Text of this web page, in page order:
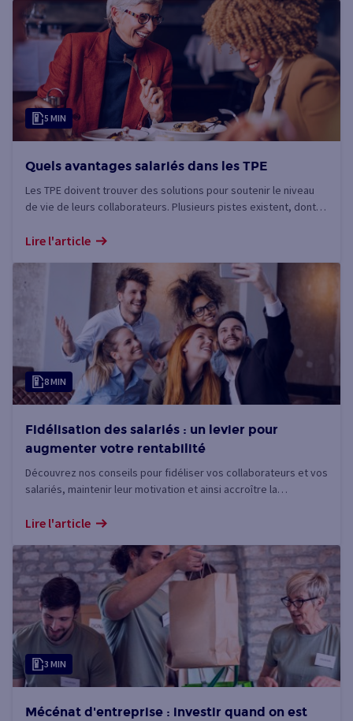
5 MIN
Quels avantages salariés dans les TPE
Les TPE doivent trouver des solutions pour soutenir le niveau
de vie de leurs collaborateurs. Plusieurs pistes existent, dont
Lire l'article
8 MIN
Fidélisation des salariés : un levier pour
augmenter votre rentabilité
Découvrez nos conseils pour fidéliser vos collaborateurs et vos
salariés, maintenir leur motivation et ainsi accroître la
Lire l'article
3 MIN
Mécénat d'entreprise : investir quand on est